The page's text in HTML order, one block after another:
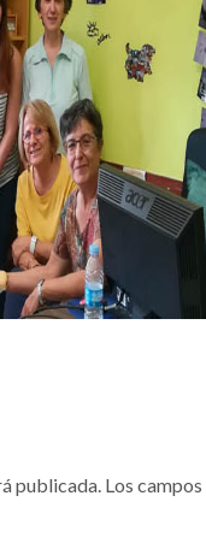
publicada. Los campos